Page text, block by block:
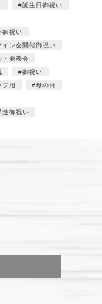
誕生日御祝い
御祝い
イン会開催御祝い
・発表会
御祝い
プ用
母の日
進御祝い